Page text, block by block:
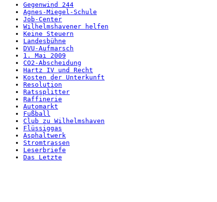
Gegenwind 244
Agnes-Miegel-Schule
Job-Center
Wilhelmshavener helfen
Keine Steuern
Landesbühne
DVU-Aufmarsch
1. Mai 2009
CO2-Abscheidung
Hartz IV und Recht
Kosten der Unterkunft
Resolution
Ratssplitter
Raffinerie
Automarkt
Fußball
Club zu Wilhelmshaven
Flüssiggas
Asphaltwerk
Stromtrassen
Leserbriefe
Das Letzte